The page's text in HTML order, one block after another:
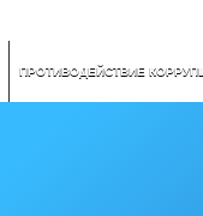
ПРОТИВОДЕЙСТВИЕ